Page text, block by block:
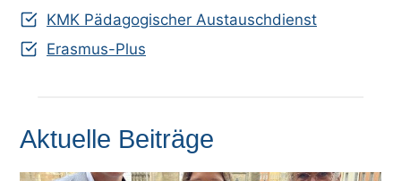
KMK Pädagogischer Austauschdienst
Erasmus-Plus
Aktuelle Beiträge